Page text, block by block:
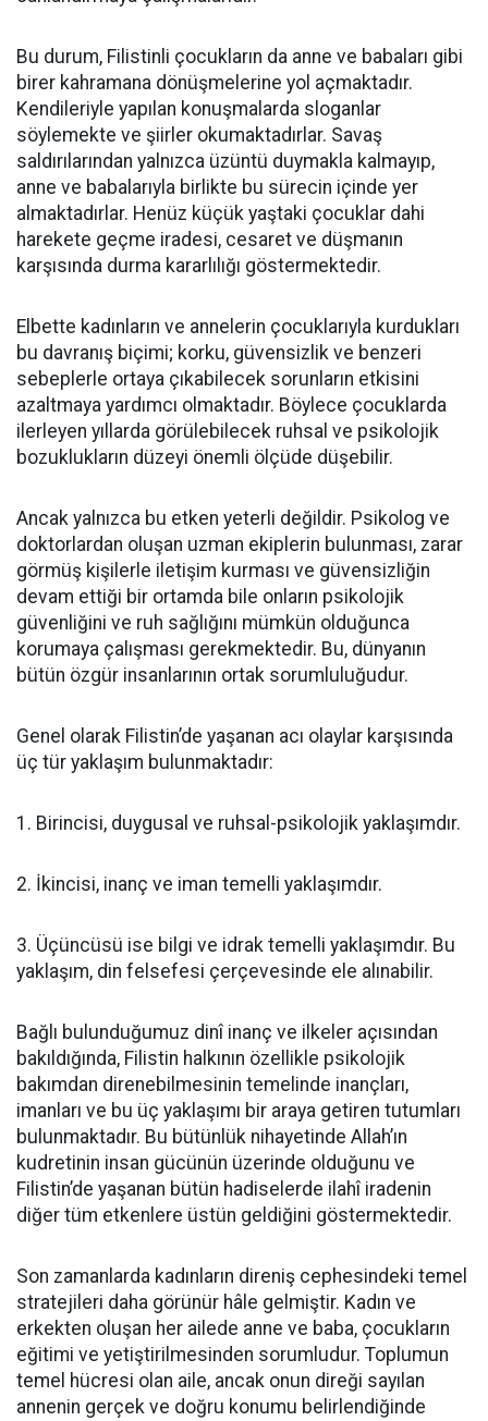
Bu durum, Filistinli çocukların da anne ve babaları gibi
birer kahramana dönüşmelerine yol açmaktadır.
Kendileriyle yapılan konuşmalarda sloganlar
söylemekte ve şiirler okumaktadırlar. Savaş
saldırılarından yalnızca üzüntü duymakla kalmayıp,
anne ve babalarıyla birlikte bu sürecin içinde yer
almaktadırlar. Henüz küçük yaştaki çocuklar dahi
harekete geçme iradesi, cesaret ve düşmanın
karşısında durma kararlılığı göstermektedir.
Elbette kadınların ve annelerin çocuklarıyla kurdukları
bu davranış biçimi; korku, güvensizlik ve benzeri
sebeplerle ortaya çıkabilecek sorunların etkisini
azaltmaya yardımcı olmaktadır. Böylece çocuklarda
ilerleyen yıllarda görülebilecek ruhsal ve psikolojik
bozuklukların düzeyi önemli ölçüde düşebilir.
Ancak yalnızca bu etken yeterli değildir. Psikolog ve
doktorlardan oluşan uzman ekiplerin bulunması, zarar
görmüş kişilerle iletişim kurması ve güvensizliğin
devam ettiği bir ortamda bile onların psikolojik
güvenliğini ve ruh sağlığını mümkün olduğunca
korumaya çalışması gerekmektedir. Bu, dünyanın
bütün özgür insanlarının ortak sorumluluğudur.
Genel olarak Filistin’de yaşanan acı olaylar karşısında
üç tür yaklaşım bulunmaktadır:
1. Birincisi, duygusal ve ruhsal-psikolojik yaklaşımdır.
2. İkincisi, inanç ve iman temelli yaklaşımdır.
3. Üçüncüsü ise bilgi ve idrak temelli yaklaşımdır. Bu
yaklaşım, din felsefesi çerçevesinde ele alınabilir.
Bağlı bulunduğumuz dinî inanç ve ilkeler açısından
bakıldığında, Filistin halkının özellikle psikolojik
bakımdan direnebilmesinin temelinde inançları,
imanları ve bu üç yaklaşımı bir araya getiren tutumları
bulunmaktadır. Bu bütünlük nihayetinde Allah’ın
kudretinin insan gücünün üzerinde olduğunu ve
Filistin’de yaşanan bütün hadiselerde ilahî iradenin
diğer tüm etkenlere üstün geldiğini göstermektedir.
Son zamanlarda kadınların direniş cephesindeki temel
stratejileri daha görünür hâle gelmiştir. Kadın ve
erkekten oluşan her ailede anne ve baba, çocukların
eğitimi ve yetiştirilmesinden sorumludur. Toplumun
temel hücresi olan aile, ancak onun direği sayılan
annenin gerçek ve doğru konumu belirlendiğinde